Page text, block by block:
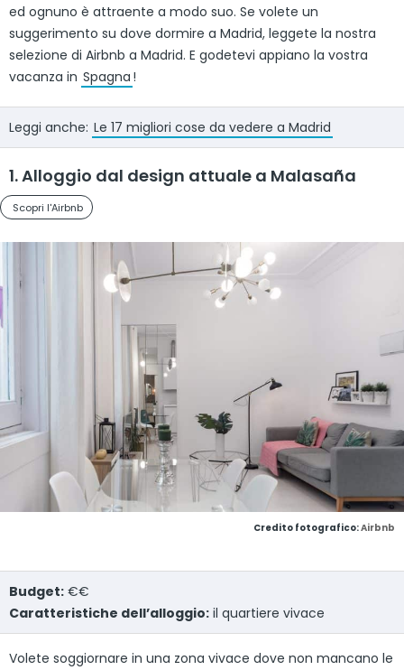
ed ognuno è attraente a modo suo. Se volete un
suggerimento su dove dormire a Madrid, leggete la nostra
selezione di Airbnb a Madrid. E godetevi appiano la vostra
vacanza in Spagna !
Leggi anche: Le 17 migliori cose da vedere a Madrid
1. Alloggio dal design attuale a Malasaña
Scopri l'Airbnb
Credito fotografico:Airbnb
Budget: €€
Caratteristiche dell’alloggio: il quartiere vivace
Volete soggiornare in una zona vivace dove non mancano le